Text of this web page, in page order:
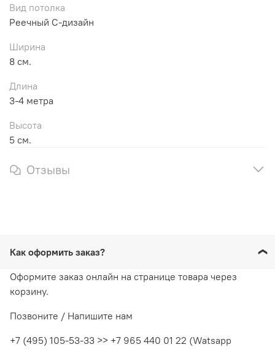
Вид потолка
Реечный С-дизайн
Ширина
8 см.
Длина
3-4 метра
Высота
5 см.
Отзывы
Как оформить заказ?
Оформите заказ онлайн на странице товара через
корзину.
Позвоните / Напишите нам
+7 (495) 105-53-33 >> +7 965 440 01 22 (Watsapp